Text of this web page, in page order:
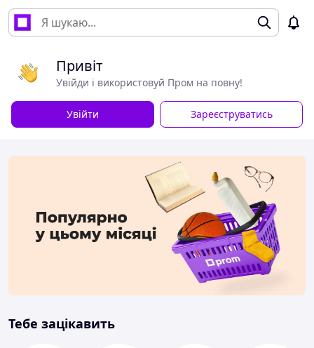
Привіт
Увійди і використовуй Пром на повну!
Увійти Зареєструватись
Тебе зацікавить